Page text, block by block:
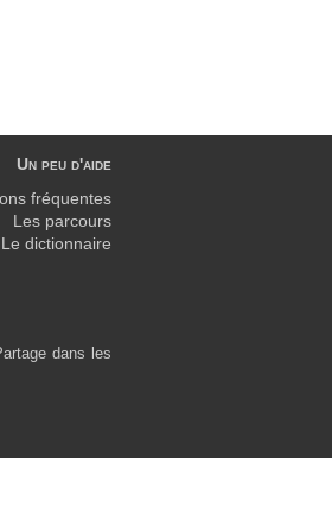
Un peu d'aide
fréquentes
Les parcours
Le dictionnaire
dans les